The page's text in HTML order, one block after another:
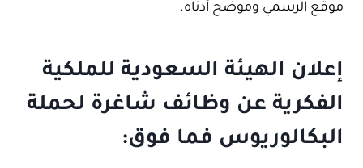
موقع الرسمي وموضح أدناه.
إعلان الهيئة السعودية للملكية
الفكرية عن وظائف شاغرة لحملة
البكالوريوس فما فوق: